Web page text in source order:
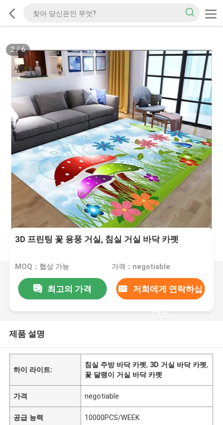
2/6
3D 프린팅 꽃 용풍 거실, 침실 거실 바닥 카펫
MOQ：협상 가능 가격：negotiable
최고의 가격 저희에게 연락하십
시오
제품 설명
하이 라이트:
침실 주방 바닥 카펫, 3D 거실 바닥 카펫,
꽃 달팽이 거실 바닥 카펫
가격 negotiable
공급 능력 10000PCS/WEEK